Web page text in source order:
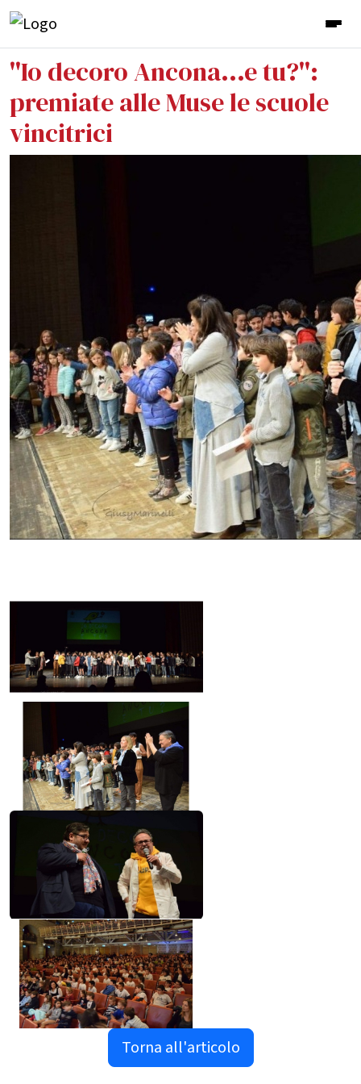
''Io decoro Ancona...e tu?'':
premiate alle Muse le scuole
vincitrici
Torna all'articolo